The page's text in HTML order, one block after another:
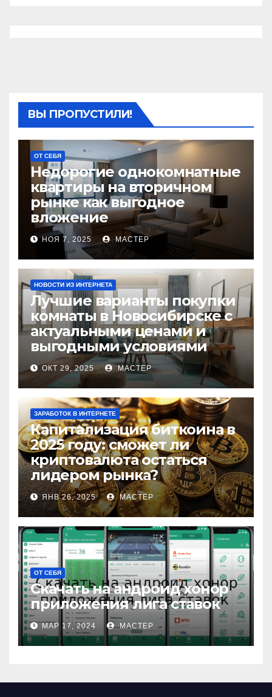
ВЫ ПРОПУСТИЛИ!
ОТ СЕБЯ
Недорогие однокомнатные
квартиры на вторичном
рынке как выгодное
вложение
НОЯ 7, 2025 МАСТЕР
НОВОСТИ ИЗ ИНТЕРНЕТА
Лучшие варианты покупки
комнаты в Новосибирске с
актуальными ценами и
выгодными условиями
ОКТ 29, 2025 МАСТЕР
ЗАРАБОТОК В ИНТЕРНЕТЕ
Капитализация биткоина в
2025 году: сможет ли
криптовалюта остаться
лидером рынка?
ЯНВ 26, 2025 МАСТЕР
ОТ СЕБЯ
Скачать на андроид хонор
приложения лига ставок
МАР 17, 2024 МАСТЕР